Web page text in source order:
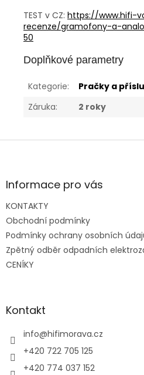
TEST v CZ: https://www.hifi-
recenze/gramofony-a-
50
Doplňkové parametry
Kategorie:
Pračky a
Záruka: 2 roky
Z
aInformace pro vás
KONTAKTY
Obchodní podmínky
Podmínky ochrany osobních
Zpětný odběr odpadních
CENÍKY
Kontakt
info@hifimorava.cz
+420 722 705 125
+420 774 037 152